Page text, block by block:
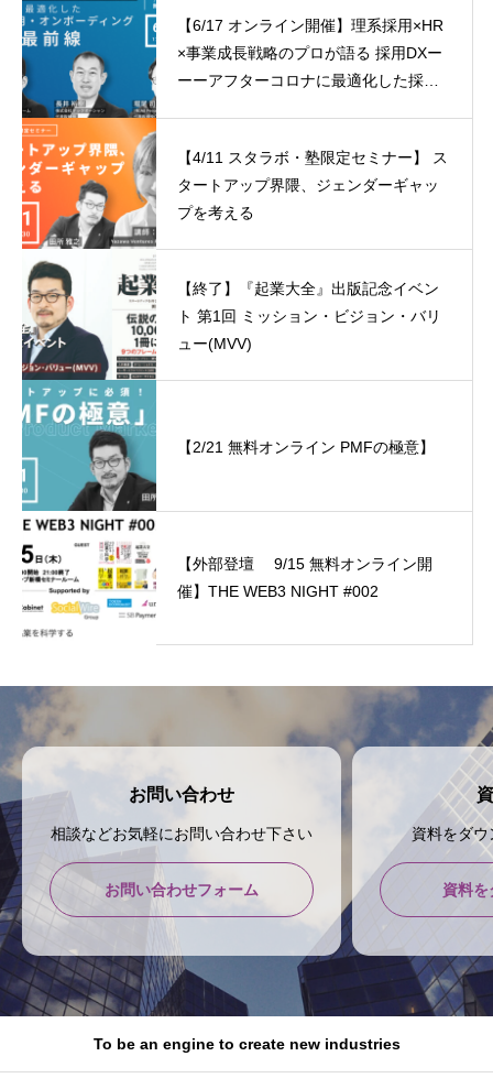
【6/17 オンライン開催】理系採用×HR
×事業成長戦略のプロが語る 採用DXー
ーーアフターコロナに最適化した採
【4/11 スタラボ・塾限定セミナー】 ス
タートアップ界隈、ジェンダーギャッ
プを考える
【終了】『起業大全』出版記念イベン
ト 第1回 ミッション・ビジョン・バリ
ュー(MVV)
【2/21 無料オンライン PMFの極意】
【外部登壇 9/15 無料オンライン開
催】THE WEB3 NIGHT #002
お問い合わせ
相談などお気軽にお問い合わせ下さい
お問い合わせフォーム
資料をダ
資料を
To be an engine to create new industries